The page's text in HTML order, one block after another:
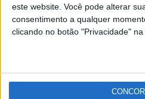
este website. Você pode alterar
consentimento a qualquer
clicando no botão "Privacidade"
RSS X